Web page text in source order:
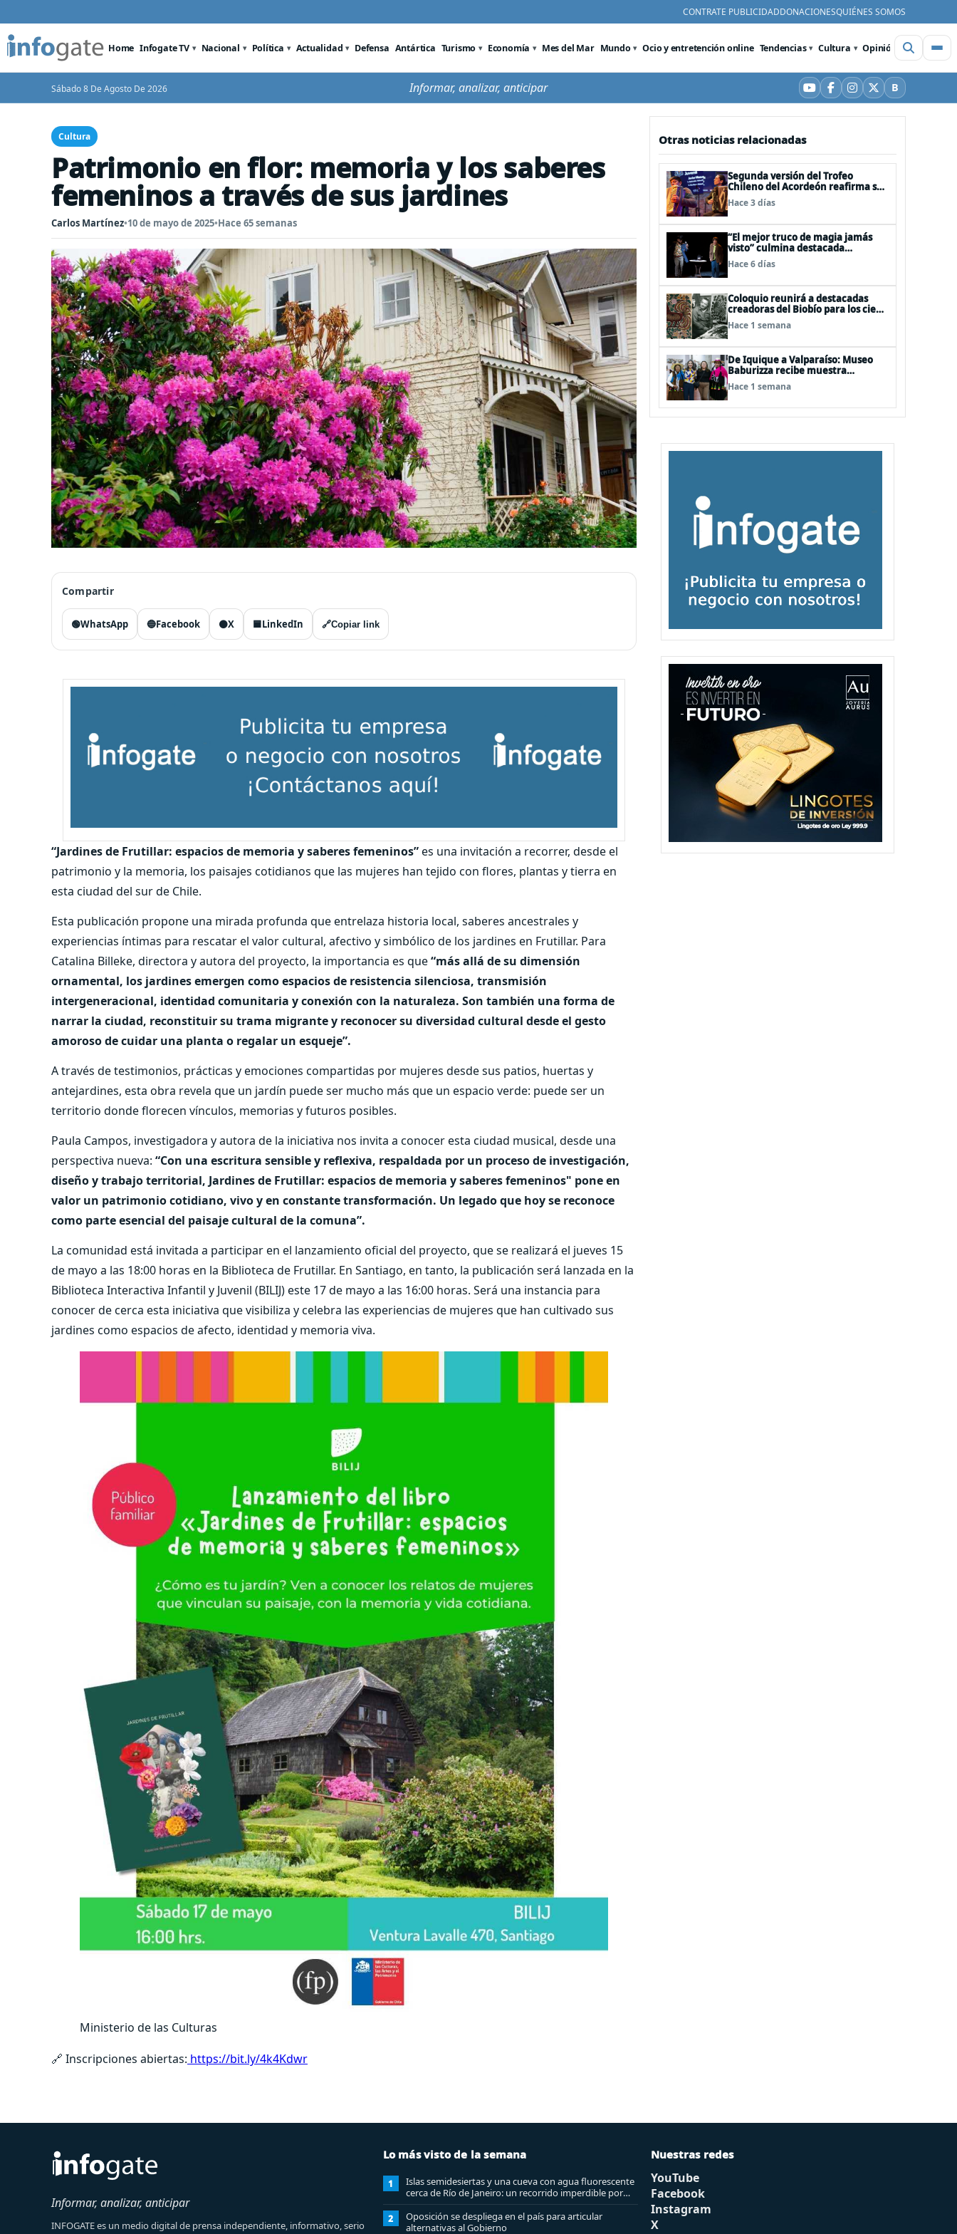
CONTRATE PUBLICIDADDONACIONESQUIÉNES SOMOS
Home Infogate TV Nacional Política Actualidad Defensa Antártica Turismo Economía Mes del Mar Mundo Ocio y entretención online Tendencias Cultura Opinión Videos
Sábado 8 De Agosto De 2026 Informar, analizar, anticipar YouTube
Facebook
Instagram
X BBluesky
Cultura
Patrimonio en flor: memoria y los saberes
femeninos a través de sus jardines
Carlos Martínez•10 de mayo de 2025•Hace 65 semanas
Compartir
🟢WhatsApp 🔵Facebook ⚫X 🟦LinkedIn 🔗Copiar link
“Jardines de Frutillar: espacios de memoria y saberes femeninos”es una invitación a recorrer, desde el
patrimonio y la memoria, los paisajes cotidianos que las mujeres han tejido con flores, plantas y tierra en
esta ciudad del sur de Chile.
Esta publicación propone una mirada profunda que entrelaza historia local, saberes ancestrales y
experiencias íntimas para rescatar el valor cultural, afectivo y simbólico de los jardines en Frutillar. Para
Catalina Billeke, directora y autora del proyecto, la importancia es que“más allá de su dimensión
ornamental, los jardines emergen como espacios de resistencia silenciosa, transmisión
intergeneracional, identidad comunitaria y conexión con la naturaleza. Son también una forma de
narrar la ciudad, reconstituir su trama migrante y reconocer su diversidad cultural desde el gesto
amoroso de cuidar una planta o regalar un esqueje”.
A través de testimonios, prácticas y emociones compartidas por mujeres desde sus patios, huertas y
antejardines, esta obra revela que un jardín puede ser mucho más que un espacio verde: puede ser un
territorio donde florecen vínculos, memorias y futuros posibles.
Paula Campos, investigadora y autora de la iniciativa nos invita a conocer esta ciudad musical, desde una
perspectiva nueva: “Con una escritura sensible y reflexiva, respaldada por un proceso de investigación,
diseño y trabajo territorial, Jardines de Frutillar: espacios de memoria y saberes femeninos" pone en
valor un patrimonio cotidiano, vivo y en constante transformación. Un legado que hoy se reconoce
como parte esencial del paisaje cultural de la comuna”.
La comunidad está invitada a participar en el lanzamiento oficial del proyecto, que se realizará el jueves 15
de mayo a las 18:00 horas en la Biblioteca de Frutillar. En Santiago, en tanto, la publicación será lanzada en la
Biblioteca Interactiva Infantil y Juvenil (BILIJ) este 17 de mayo a las 16:00 horas. Será una instancia para
conocer de cerca esta iniciativa que visibiliza y celebra las experiencias de mujeres que han cultivado sus
jardines como espacios de afecto, identidad y memoria viva.
Ministerio de las Culturas
🔗 Inscripciones abiertas: https://bit.ly/4k4Kdwr
Otras noticias relacionadas
Segunda versión del Trofeo
Chileno del Acordeón reafirma su
apuesta por la profesionalización
del instrumento en Chile
Hace 3 días
“El mejor truco de magia jamás
visto” culmina destacada
participación en el Festival Off
Avignon 2026
Hace 6 días
Coloquio reunirá a destacadas
creadoras del Biobío para los cien
años del natalicio del artista textil
y artesano tomecino Héctor
Hace 1 semana
De Iquique a Valparaíso: Museo
Baburizza recibe muestra
multimedial "Las Cumbias que
escuchamos allá arriba"
Hace 1 semana
Informar, analizar, anticipar
INFOGATE es un medio digital de prensa independiente, informativo, serio
Lo más visto de la semana
1
Islas semidesiertas y una cueva con agua fluorescente
cerca de Río de Janeiro: un recorrido imperdible por
Angra dos Reis
2
Oposición se despliega en el país para articular
alternativas al Gobierno
Nuestras redes
YouTube
Facebook
Instagram
X